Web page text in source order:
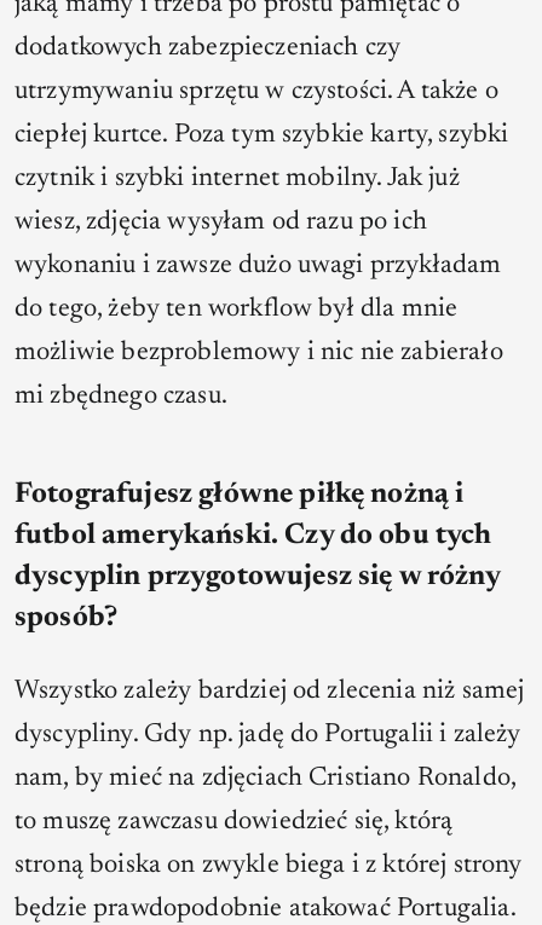
dodatkowych zabezpieczeniach czy
utrzymywaniu sprzętu w czystości. A także o
ciepłej kurtce. Poza tym szybkie karty, szybki
czytnik i szybki internet mobilny. Jak już
wiesz, zdjęcia wysyłam od razu po ich
wykonaniu i zawsze dużo uwagi przykładam
do tego, żeby ten workflow był dla mnie
możliwie bezproblemowy i nic nie zabierało
mi zbędnego czasu.
Fotografujesz główne piłkę nożną i
futbol amerykański. Czy do obu tych
dyscyplin przygotowujesz się w różny
sposób?
Wszystko zależy bardziej od zlecenia niż samej
dyscypliny. Gdy np. jadę do Portugalii i zależy
nam, by mieć na zdjęciach Cristiano Ronaldo,
to muszę zawczasu dowiedzieć się, którą
stroną boiska on zwykle biega i z której strony
będzie prawdopodobnie atakować Portugalia.